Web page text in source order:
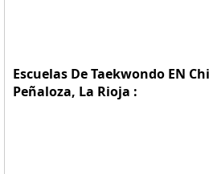
Escuelas De Taekwondo EN
Peñaloza, La Rioja :